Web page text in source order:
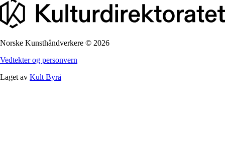
Norske Kunsthåndverkere © 2026
Vedtekter og personvern
Laget av Kult Byrå